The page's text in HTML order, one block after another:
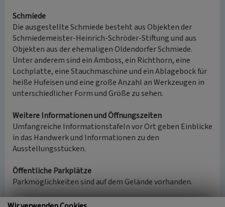
Schmiede
Die ausgestellte Schmiede besteht aus Objekten der
Schmiedemeister-Heinrich-Schröder-Stiftung und aus
Objekten aus der ehemaligen Oldendorfer Schmiede.
Unter anderem sind ein Amboss, ein Richthorn, eine
Lochplatte, eine Stauchmaschine und ein Ablagebock für
heiße Hufeisen und eine große Anzahl an Werkzeugen in
unterschiedlicher Form und Größe zu sehen.
Weitere Informationen und Öffnungszeiten
Umfangreiche Informationstafeln vor Ort geben Einblicke
in das Handwerk und Informationen zu den
Ausstellungsstücken.
Öffentliche Parkplätze
Parkmöglichkeiten sind auf dem Gelände vorhanden.
(Holstein Tourismus e.V., 2018)